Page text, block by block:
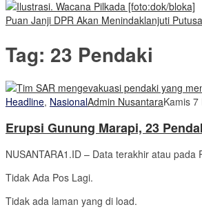
Puan Janji DPR Akan Menindaklanjuti
Tag: 23 Pendaki
Headline, NasionalAdmin NusantaraKamis 7
Erupsi Gunung Marapi, 23
NUSANTARA1.ID – Data terakhir atau
Tidak Ada Pos Lagi.
Tidak ada laman yang di load.